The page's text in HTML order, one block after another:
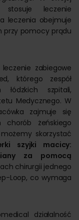
leczenie
leczenia obejmuje
przy pomocy prądu
zabiegowe
którego zespół
łódzkich szpitali,
Medycznego. W
zajmuje się
chorób żeńskiego
skorzystać
szyjki macicy:
za pomocą
chirurgii jednego
Loop, co wymaga
działalność